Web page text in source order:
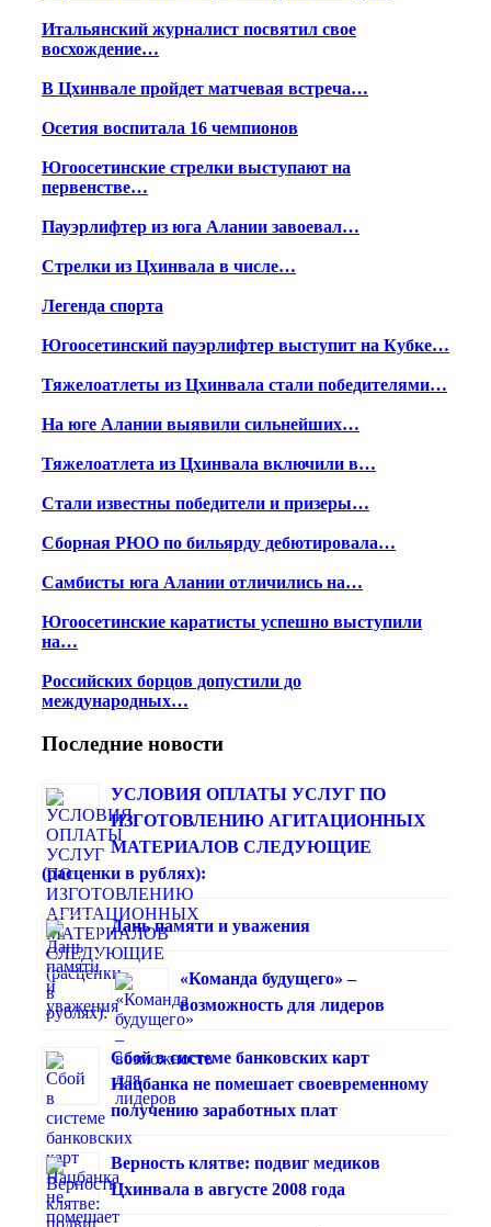
Итальянский журналист посвятил свое
восхождение…
В Цхинвале пройдет матчевая встреча…
Осетия воспитала 16 чемпионов
Югоосетинские стрелки выступают на
первенстве…
Пауэрлифтер из юга Алании завоевал…
Стрелки из Цхинвала в числе…
Легенда спорта
Югоосетинский пауэрлифтер выступит на Кубке…
Тяжелоатлеты из Цхинвала стали победителями…
На юге Алании выявили сильнейших…
Тяжелоатлета из Цхинвала включили в…
Стали известны победители и призеры…
Сборная РЮО по бильярду дебютировала…
Самбисты юга Алании отличились на…
Югоосетинские каратисты успешно выступили
на…
Российских борцов допустили до
международных…
Последние новости
УСЛОВИЯ ОПЛАТЫ УСЛУГ ПО
ИЗГОТОВЛЕНИЮ АГИТАЦИОННЫХ
МАТЕРИАЛОВ СЛЕДУЮЩИЕ
(расценки в рублях):
Дань памяти и уважения
«Команда будущего» –
возможность для лидеров
Сбой в системе банковских карт
Нацбанка не помешает своевременному
получению заработных плат
Верность клятве: подвиг медиков
Цхинвала в августе 2008 года